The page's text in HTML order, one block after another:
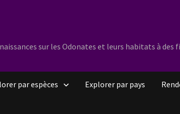
sur les Odonates et leurs habitats à des
par espèces Explorer par pays